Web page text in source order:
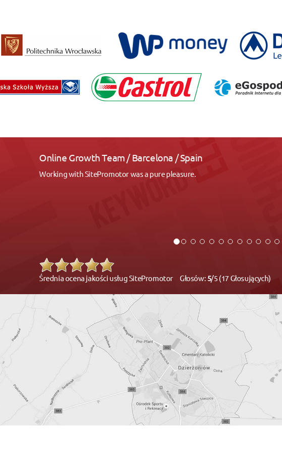
Online Growth Team / Barcelona / Spain
Working with SitePromotor was a pure pleasure.
Średnia ocena jakości usług SitePromotor Głosów: 5/5 (17 Głosujących)